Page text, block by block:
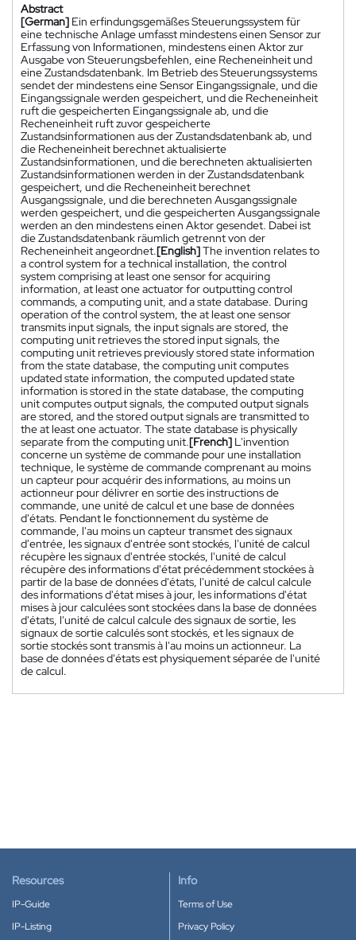
Abstract
[German] Ein erfindungsgemäßes Steuerungssystem für
eine technische Anlage umfasst mindestens einen Sensor zur
Erfassung von Informationen, mindestens einen Aktor zur
Ausgabe von Steuerungsbefehlen, eine Recheneinheit und
eine Zustandsdatenbank. Im Betrieb des Steuerungssystems
sendet der mindestens eine Sensor Eingangssignale, und die
Eingangssignale werden gespeichert, und die Recheneinheit
ruft die gespeicherten Eingangssignale ab, und die
Recheneinheit ruft zuvor gespeicherte
Zustandsinformationen aus der Zustandsdatenbank ab, und
die Recheneinheit berechnet aktualisierte
Zustandsinformationen, und die berechneten aktualisierten
Zustandsinformationen werden in der Zustandsdatenbank
gespeichert, und die Recheneinheit berechnet
Ausgangssignale, und die berechneten Ausgangssignale
werden gespeichert, und die gespeicherten Ausgangssignale
werden an den mindestens einen Aktor gesendet. Dabei ist
die Zustandsdatenbank räumlich getrennt von der
Recheneinheit angeordnet.[English]The invention relates to
a control system for a technical installation, the control
system comprising at least one sensor for acquiring
information, at least one actuator for outputting control
commands, a computing unit, and a state database. During
operation of the control system, the at least one sensor
transmits input signals, the input signals are stored, the
computing unit retrieves the stored input signals, the
computing unit retrieves previously stored state information
from the state database, the computing unit computes
updated state information, the computed updated state
information is stored in the state database, the computing
unit computes output signals, the computed output signals
are stored, and the stored output signals are transmitted to
the at least one actuator. The state database is physically
separate from the computing unit.[French] L'invention
concerne un système de commande pour une installation
technique, le système de commande comprenant au moins
un capteur pour acquérir des informations, au moins un
actionneur pour délivrer en sortie des instructions de
commande, une unité de calcul et une base de données
d'états. Pendant le fonctionnement du système de
commande, l'au moins un capteur transmet des signaux
d'entrée, les signaux d'entrée sont stockés, l'unité de calcul
récupère les signaux d'entrée stockés, l'unité de calcul
récupère des informations d'état précédemment stockées à
partir de la base de données d'états, l'unité de calcul calcule
des informations d'état mises à jour, les informations d'état
mises à jour calculées sont stockées dans la base de données
d'états, l'unité de calcul calcule des signaux de sortie, les
signaux de sortie calculés sont stockés, et les signaux de
sortie stockés sont transmis à l'au moins un actionneur. La
base de données d'états est physiquement séparée de l'unité
de calcul.
Resources
IP-Guide
IP-Listing
Info
Terms of Use
Privacy Policy